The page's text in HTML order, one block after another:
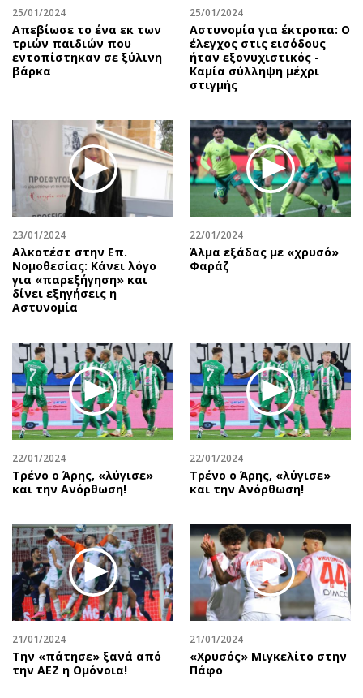
25/01/2024
Απεβίωσε το ένα εκ των
τριών παιδιών που
εντοπίστηκαν σε ξύλινη
βάρκα
25/01/2024
Αστυνομία για έκτροπα: O
έλεγχος στις εισόδους
ήταν εξονυχιστικός -
Καμία σύλληψη μέχρι
στιγμής
23/01/2024
Αλκοτέστ στην Επ.
Νομοθεσίας: Κάνει λόγο
για «παρεξήγηση» και
δίνει εξηγήσεις η
Αστυνομία
22/01/2024
Άλμα εξάδας με «χρυσό»
Φαράζ
22/01/2024
Τρένο ο Άρης, «λύγισε»
και την Ανόρθωση!
22/01/2024
Τρένο ο Άρης, «λύγισε»
και την Ανόρθωση!
21/01/2024
Την «πάτησε» ξανά από
την ΑΕΖ η Ομόνοια!
21/01/2024
«Χρυσός» Μιγκελίτο στην
Πάφο